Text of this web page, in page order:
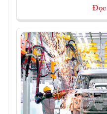
Đọc